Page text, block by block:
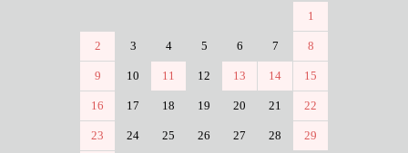
1
2 3 4 5 6 7 8
9 10 11 12 13 14 15
16 17 18 19 20 21 22
23 24 25 26 27 28 29